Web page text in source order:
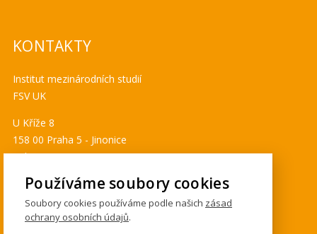
KONTAKTY
Institut mezinárodních studií
FSV UK
U Kříže 8
158 00 Praha 5 - Jinonice
Tel. 778 464 634
ims@fsv.cuni.cz
GDPR
Používáme soubory cookies
Soubory cookies používáme podle našich zásad
ochrany osobních údajů.